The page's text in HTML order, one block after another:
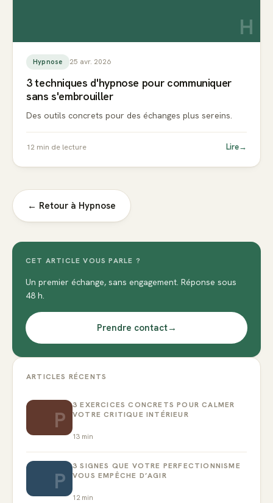
H
Hypnose 25 avr. 2026
3 techniques d'hypnose pour communiquer
sans s'embrouiller
Des outils concrets pour des échanges plus sereins.
12 min de lecture Lire→
← Retour à Hypnose
CET ARTICLE VOUS PARLE ?
Un premier échange, sans engagement. Réponse sous
48 h.
Prendre contact→
ARTICLES RÉCENTS
P
3 EXERCICES CONCRETS POUR CALMER
VOTRE CRITIQUE INTÉRIEUR
13 min
P
3 SIGNES QUE VOTRE PERFECTIONNISME
VOUS EMPÊCHE D’AGIR
12min